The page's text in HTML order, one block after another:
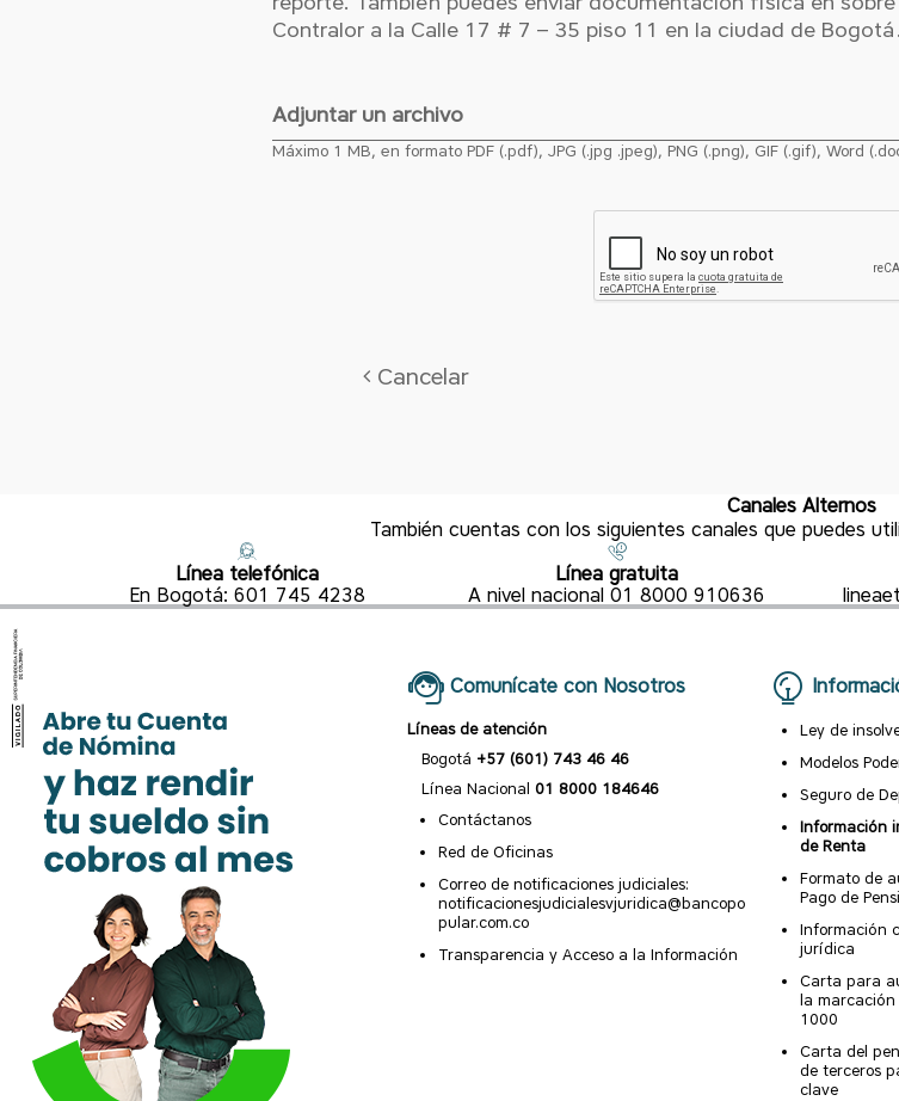
Contralor a la Calle 17 # 7 – 35 piso 11 en la ciudad de Bogotá.
Adjuntar un archivo
Máximo 1 MB, en formato PDF (.pdf), JPG (.jpg .jpeg), PNG (.png), GIF (.gif), Word
Canales Alternos
También cuentas con los siguientes canales que puedes
Línea telefónica
En Bogotá: 601 745 4238
Línea gratuita
A nivel nacional 01 8000 910636
Comunícate con Nosotros
Líneas de atención
Bogotá +57 (601) 743 46 46
Línea Nacional 01 8000 184646
Contáctanos
Red de Oficinas
Correo de notificaciones judiciales:
notificacionesjudicialesvjuridica@bancopo
pular.com.co
Transparencia y Acceso a la Información
Ley de
Modelos
Seguro de
Información
de Renta
Formato de
Pago de
Información
jurídica
Carta para
la marcación
1000
Carta del
de terceros
clave